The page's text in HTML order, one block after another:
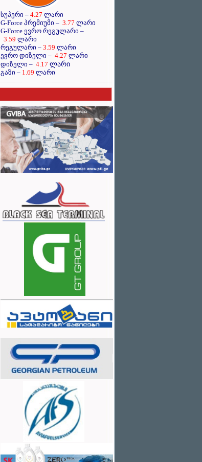
სუპერი – 4.27 ლარი
G-Force პრემიუმი – 3.77 ლარი
G-Force ევრო რეგულარი –
3.59 ლარი
რეგულარი – 3.59 ლარი
ევრო დიზელი – 4.27 ლარი
დიზელი – 4.17 ლარი
გაზი – 1.69 ლარი